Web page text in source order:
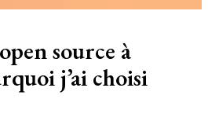
source à
j’ai choisi